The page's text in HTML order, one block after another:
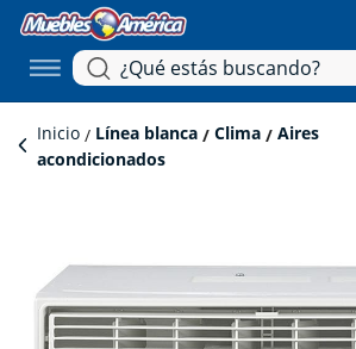
Inicio Línea blanca Clima
Aires
acondicionados